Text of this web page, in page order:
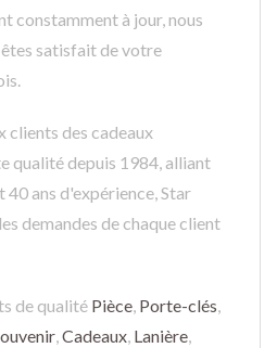
constamment à jour, nous
satisfait de votre
clients des cadeaux
qualité depuis 1984, alliant
ans d'expérience, Star
demandes de chaque client
de qualité Pièce, Porte-clés,
,Cadeaux, Lanière,